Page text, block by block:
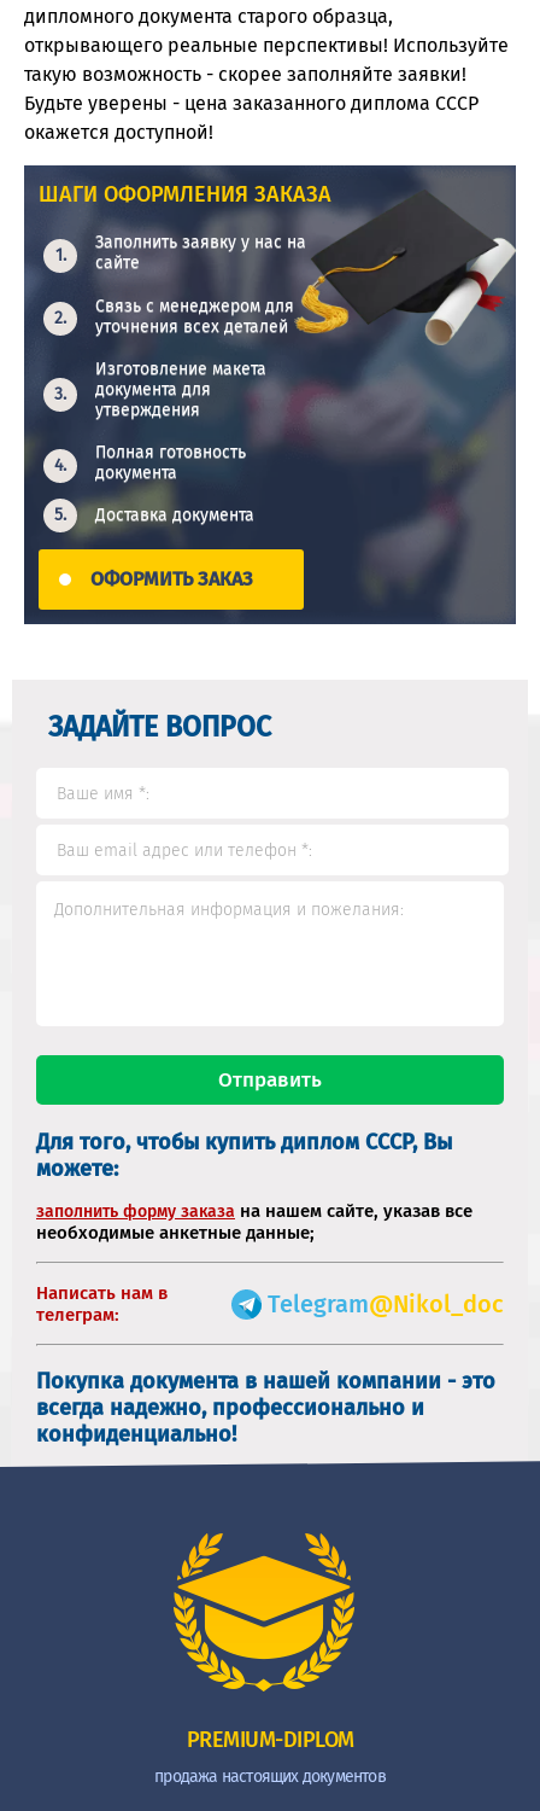
дипломного документа старого образца,
открывающего реальные перспективы! Используйте
такую возможность - скорее заполняйте заявки!
Будьте уверены - цена заказанного диплома СССР
окажется доступной!
ШАГИ ОФОРМЛЕНИЯ ЗАКАЗА
Заполнить заявку у нас на
сайте
Связь с менеджером для
уточнения всех деталей
Изготовление макета
документа для
утверждения
Полная готовность
документа
Доставка документа
ОФОРМИТЬ ЗАКАЗ
ЗАДАЙТЕ ВОПРОС
Для того, чтобы купить диплом СССР, Вы
можете:
заполнить форму заказа на нашем сайте, указав все
необходимые анкетные данные;
Написать нам в
телеграм:
Telegram@Nikol_doc
Покупка документа в нашей компании - это
всегда надежно, профессионально и
конфиденциально!
PREMIUM-DIPLOM
продажа настоящих документов